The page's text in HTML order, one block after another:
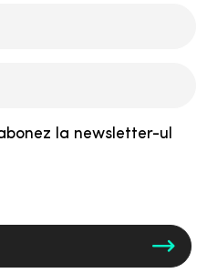
la newsletter-ul